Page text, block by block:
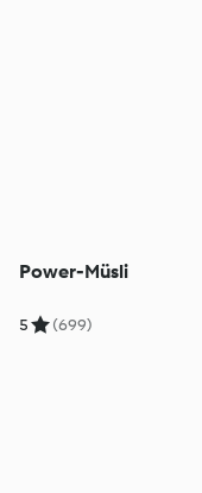
Power-Müsli
5 (699)